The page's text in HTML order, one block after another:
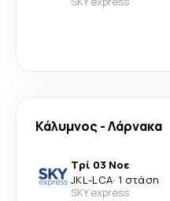
Κάλυμνος -Λάρνακα
Τρί 03 Νοε
JKL-LCA· 1 στάση
SKY express